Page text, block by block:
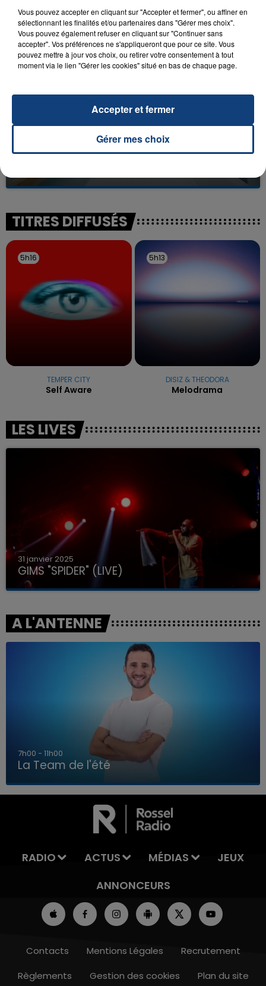
LA TEAM DE L'ÉTÉ
SON BÉBÉ ENTRE LA VIE ET LA...
Un homme s'est immolé par le feu après avoir
aspergé sa compagne et leur bébé de trois mois
d'un liquide inflammable.
UNE ADOLESCENTE DEVANT SE FAIRE
La famille a porté plainte contre la clinique qui a
excuses.
TITRES DIFFUSÉS
5h16
5h16
TEMPER CITY
Self Aware
5h13
5h13
DISIZ & THEODORA
Melodrama
LES LIVES
31 janvier 2025
GIMS "SPIDER" (LIVE)
A L'ANTENNE
7h00 - 11h00
La Team de l'été
RADIO ACTUS MÉDIAS
JEUX
ANNONCEURS
Contacts Mentions Légales
Recrutement
Règlements
Gestion des cookies Plan du site
Vous pouvez accepter en cliquant sur "Accepter et fermer", ou affiner en
sélectionnant les finalités et/ou partenaires dans "Gérer mes choix".
Vous pouvez également refuser en cliquant sur "Continuer sans
accepter". Vos préférences ne s'appliqueront que pour ce site. Vous
pouvez mettre à jour vos choix, ou retirer votre consentement à tout
moment via le lien "Gérer les cookies" situé en bas de chaque page.
Gérer mes choix
Accepter et fermer